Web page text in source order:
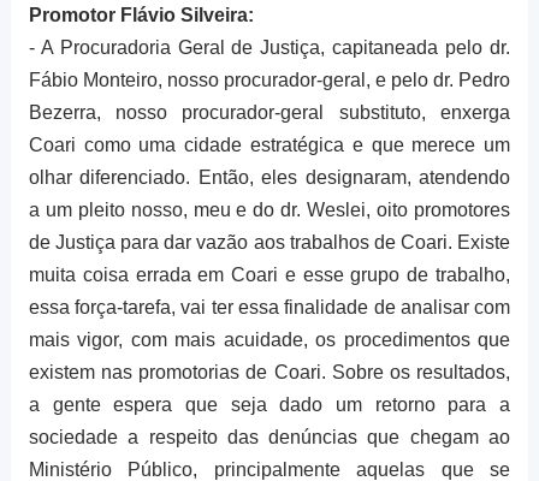
Promotor Flávio Silveira:
- A Procuradoria Geral de Justiça, capitaneada pelo dr.
Fábio Monteiro, nosso procurador-geral, e pelo dr. Pedro
Bezerra, nosso procurador-geral substituto, enxerga
Coari como uma cidade estratégica e que merece um
olhar diferenciado. Então, eles designaram, atendendo
a um pleito nosso, meu e do dr. Weslei, oito promotores
de Justiça para dar vazão aos trabalhos de Coari. Existe
muita coisa errada em Coari e esse grupo de trabalho,
essa força-tarefa, vai ter essa finalidade de analisar com
mais vigor, com mais acuidade, os procedimentos que
existem nas promotorias de Coari. Sobre os resultados,
a gente espera que seja dado um retorno para a
sociedade a respeito das denúncias que chegam ao
Ministério Público, principalmente aquelas que se